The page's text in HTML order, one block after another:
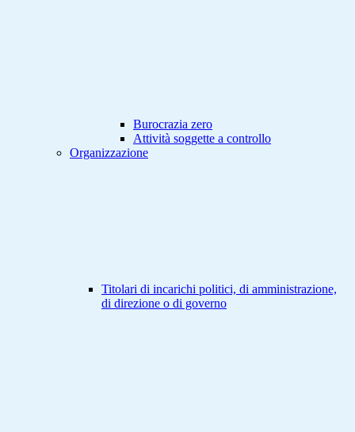
Burocrazia zero
Attività soggette a controllo
Organizzazione
Titolari di incarichi politici, di amministrazione,
di direzione o di governo